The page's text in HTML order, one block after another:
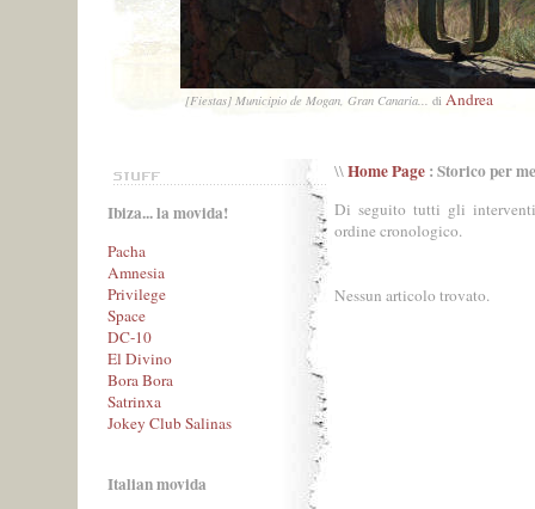
[Fiestas] Municipio de Mogan, Gran Canaria... di Andrea
Ibiza... la movida!
Pacha
Amnesia
Privilege
Space
DC-10
El Divino
Bora Bora
Satrinxa
Jokey Club Salinas
Italian movida
\\Home Page : Storico per
Di seguito tutti gli
ordine cronologico.
Nessun articolo trovato.